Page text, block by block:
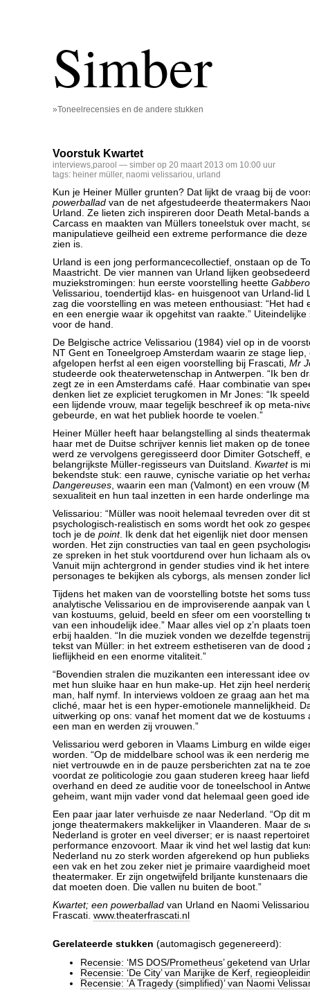
Simber
»Toneelrecensies en de andere stukken
Voorstuk Kwartet
interviews,parool — simber op 20 maart 2013 om 10:00 uur
tags: heiner müller, naomi velissariou, urland
Kun je Heiner Müller grunten? Dat lijkt de vraag bij de
powerballad van de net afgestudeerde theatermakers
Urland. Ze lieten zich inspireren door Death Metal-bands
Carcass en maakten van Müllers toneelstuk over macht,
manipulatieve geilheid een extreme performance die
zien is.
Urland is een jong performancecollectief, onstaan op de
Maastricht. De vier mannen van Urland lijken
muziekstromingen: hun eerste voorstelling heette
Velissariou, toendertijd klas- en huisgenoot van Urland-lid
zag die voorstelling en was meteen enthousiast: “Het had
en een energie waar ik opgehitst van raakte.”
voor de hand.
De Belgische actrice Velissariou (1984) viel op in de
NT Gent en Toneelgroep Amsterdam waarin ze stage liep,
afgelopen herfst al een eigen voorstelling bij Frascati, Mr
studeerde ook theaterwetenschap in Antwerpen. “Ik ben
zegt ze in een Amsterdams café. Haar combinatie van
denken liet ze expliciet terugkomen in Mr Jones: “Ik
een lijdende vrouw, maar tegelijk beschreef ik op meta-
gebeurde, en wat het publiek hoorde te voelen.”
Heiner Müller heeft haar belangstelling al sinds
haar met de Duitse schrijver kennis liet maken op de
werd ze vervolgens geregisseerd door Dimiter Gotscheff,
belangrijkste Müller-regisseurs van Duitsland. Kwartetis
bekendste stuk: een rauwe, cynische variatie op het
Dangereuses, waarin een man (Valmont) en een vrouw
sexualiteit en hun taal inzetten in een harde onderlinge
Velissariou: “Müller was nooit helemaal tevreden over dit
psychologisch-realistisch en soms wordt het ook zo
toch je de point. Ik denk dat het eigenlijk niet door
worden. Het zijn constructies van taal en geen
ze spreken in het stuk voortdurend over hun lichaam als
Vanuit mijn achtergrond in gender studies vind ik het
personages te bekijken als cyborgs, als mensen zonder
Tijdens het maken van de voorstelling botste het soms
analytische Velissariou en de improviserende aanpak van
van kostuums, geluid, beeld en sfeer om een voorstelling
van een inhoudelijk idee.” Maar alles viel op z’n plaats
erbij haalden. “In die muziek vonden we dezelfde
tekst van Müller: in het extreem esthetiseren van de dood
lieflijkheid en een enorme vitaliteit.”
“Bovendien stralen die muzikanten een interessant idee
met hun sluike haar en hun make-up. Het zijn heel
man, half nymf. In interviews voldoen ze graag aan het
cliché, maar het is een hyper-emotionele mannelijkheid.
uitwerking op ons: vanaf het moment dat we de kostuums
een man en werden zij vrouwen.”
Velissariou werd geboren in Vlaams Limburg en wilde
worden. “Op de middelbare school was ik een nerderig
niet vertrouwde en in de pauze persberichten zat na te
voordat ze politicologie zou gaan studeren kreeg haar
overhand en deed ze auditie voor de toneelschool in
geheim, want mijn vader vond dat helemaal geen goed
Een paar jaar later verhuisde ze naar Nederland. “Op dit
jonge theatermakers makkelijker in Vlaanderen. Maar de
Nederland is groter en veel diverser; er is naast
performance enzovoort. Maar ik vind het wel lastig dat
Nederland nu zo sterk worden afgerekend op hun
een vak en het zou zeker niet je primaire vaardigheid
theatermaker. Er zijn ongetwijfeld briljante kunstenaars
dat moeten doen. Die vallen nu buiten de boot.”
Kwartet; een powerballad van Urland en Naomi
Frascati. www.theaterfrascati.nl
Gerelateerde stukken (automagisch gegenereerd):
Recensie: ‘MS DOS/Prometheus’ geketend van
Recensie: ‘De City’ van Marijke de Kerf,
Recensie: ‘A Tragedy (simplified)’ van Naomi